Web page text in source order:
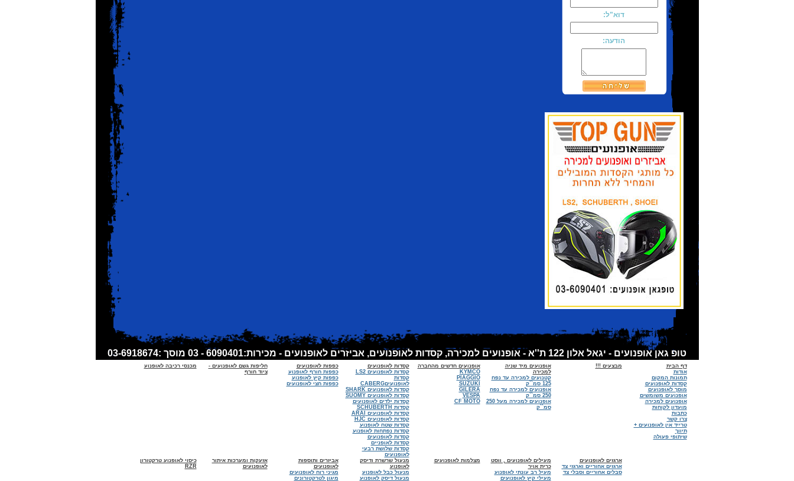
דוא"ל:
הודעה:
טופ גאן אופנועים - יגאל אלון 122 ת''א - אופנועים למכירה, קסדות לאופנועים, אביזרים לאופנועים - מכירות:6090401 - 03 מוסך :03-6918674
דף הבית
אודות
תמונות המקום
קסדות לאופנועים
מוסך לאופנועים
אופנועים משומשים
אופנועים למכירה
מועדון לקוחות
כתבות
צרו קשר
טרייד אין לאופנועים +
תיווך
שיתופי פעולה
מבצעים !!!
אופנועים מיד שניה
למכירה
קטנועים למכירה עד נפח
125 סמ``ק
אופנועים למכירה עד נפח
250 סמ``ק
אופנועים למכירה מעל 250
סמ``ק
אופנועים חדשים מהחברה
KYMCO
PIAGGIO
SUZUKI
GILERA
VESPA
CF MOTO
קסדות לאופנועים
קסדות לאופנועים LS2
קסדות
לאופנועיםCABERG
קסדות לאופנועים SHARK
קסדות לאופנועים SUOMY
קסדות ילדים לאופנועים
קסדות SCHUBERTH
קסדות לאופנועים ARAI
קסדות לאופנועים HJC
קסדות שטח לאופנוע
קסדות נפתחות לאופנוע
קסדות לאופנועים
קסדות לאופניים
קסדות שלושת רבעי
לאופנועים
כפפות לאופנועים
כפפות חורף לאופנוע
כפפות קיץ לאופנוע
כפפות חצי לאופנועים
חליפות גשם לאופנועים -
ציוד חורף
מכנסי רכיבה לאופנוע
ארגזים לאופנועים
ארגזים אחוריים וארגזי צד
סבלים אחוריים וסבלי צד
מעילים לאופנועים , ווסט
כרית אויר
מעיל רב עונתי לאופנוע
מעילי קיץ לאופנועים
מצלמות לאופנועים
מנעול שרשרת ודיסק
לאופנוע
מנעול כבל לאופנוע
מנעול דיסק לאופנוע
אביזרים ותוספות
לאופנועים
מגיני רוח לאופנועים
מיגון לטרקטורונים
אזעקות ומערכות איתור
לאופנועים
כיסוי לאופנוע טרקטורון
RZR